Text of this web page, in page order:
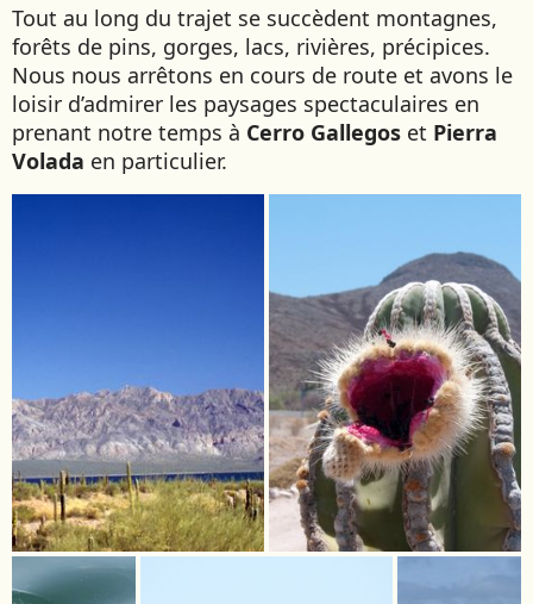
Tout au long du trajet se succèdent montagnes,
forêts de pins, gorges, lacs, rivières, précipices.
Nous nous arrêtons en cours de route et avons le
loisir d’admirer les paysages spectaculaires en
prenant notre temps à Cerro Gallegos et Pierra
Volada en particulier.